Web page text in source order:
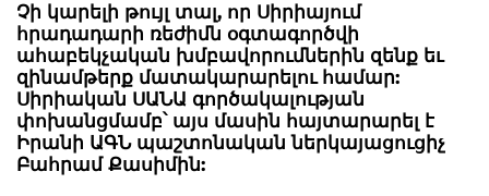
Չի կարելի թույլ տալ, որ Սիրիայում
հրադադարի ռեժիմն օգտագործվի
ահաբեկչական խմբավորումներին զենք եւ
զինամթերք մատակարարելու համար:
Սիրիական ՍԱՆԱ գործակալության
փոխանցմամբ՝ այս մասին հայտարարել է
Իրանի ԱԳՆ պաշտոնական ներկայացուցիչ
Բահրամ Քասիմին: